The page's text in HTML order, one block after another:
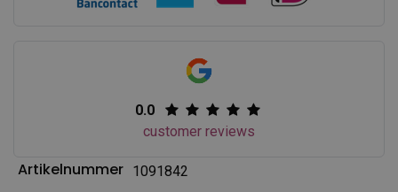
0.0
customer reviews
Artikelnummer 1091842